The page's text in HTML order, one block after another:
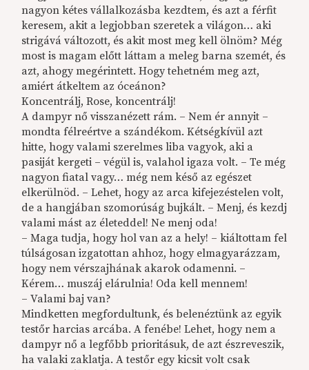
nagyon kétes vállalkozásba kezdtem, és azt a férfit
keresem, akit a legjobban szeretek a világon… aki
strigává változott, és akit most meg kell ölnöm? Még
most is magam előtt láttam a meleg barna szemét, és
azt, ahogy megérintett. Hogy tehetném meg azt,
amiért átkeltem az óceánon?
Koncentrálj, Rose, koncentrálj!
A dampyr nő visszanézett rám. – Nem ér annyit –
mondta félreértve a szándékom. Kétségkívül azt
hitte, hogy valami szerelmes liba vagyok, aki a
pasiját kergeti – végül is, valahol igaza volt. – Te még
nagyon fiatal vagy… még nem késő az egészet
elkerülnöd. – Lehet, hogy az arca kifejezéstelen volt,
de a hangjában szomorúság bujkált. – Menj, és kezdj
valami mást az életeddel! Ne menj oda!
– Maga tudja, hogy hol van az a hely! – kiáltottam fel
túlságosan izgatottan ahhoz, hogy elmagyarázzam,
hogy nem vérszajhának akarok odamenni. –
Kérem… muszáj elárulnia! Oda kell mennem!
– Valami baj van?
Mindketten megfordultunk, és belenéztünk az egyik
testőr harcias arcába. A fenébe! Lehet, hogy nem a
dampyr nő a legfőbb prioritásuk, de azt észreveszik,
ha valaki zaklatja. A testőr egy kicsit volt csak